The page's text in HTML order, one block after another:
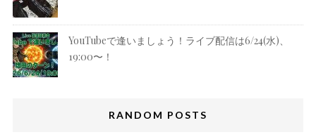
YouTubeで逢いましょう！ライブ配信は6/24(水)、
19:00〜！
RANDOM POSTS